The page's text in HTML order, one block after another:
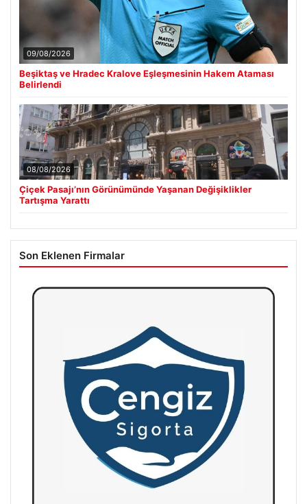
09/08/2026
Beşiktaş ve Hradec Kralove Eşleşmesinin Hakem Ataması
Belirlendi
08/08/2026
Çiçek Pasajı’nın Görünümünde Yaşanan Değişiklikler
Tartışma Yarattı
Son Eklenen Firmalar